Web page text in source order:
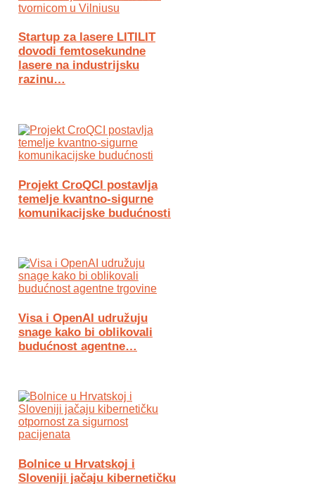
Startup za lasere LITILIT
dovodi femtosekundne
lasere na industrijsku
razinu…
Projekt CroQCI postavlja
temelje kvantno-sigurne
komunikacijske budućnosti
Visa i OpenAI udružuju
snage kako bi oblikovali
budućnost agentne…
Bolnice u Hrvatskoj i
Sloveniji jačaju kibernetičku